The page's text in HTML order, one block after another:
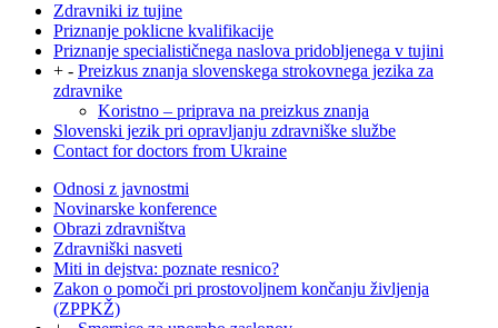
Zdravniki iz tujine
Priznanje poklicne kvalifikacije
Priznanje specialističnega naslova pridobljenega v tujini
+ - Preizkus znanja slovenskega strokovnega jezika za
zdravnike
Koristno – priprava na preizkus znanja
Slovenski jezik pri opravljanju zdravniške službe
Contact for doctors from Ukraine
Odnosi z javnostmi
Novinarske konference
Obrazi zdravništva
Zdravniški nasveti
Miti in dejstva: poznate resnico?
Zakon o pomoči pri prostovoljnem končanju življenja
(ZPPKŽ)